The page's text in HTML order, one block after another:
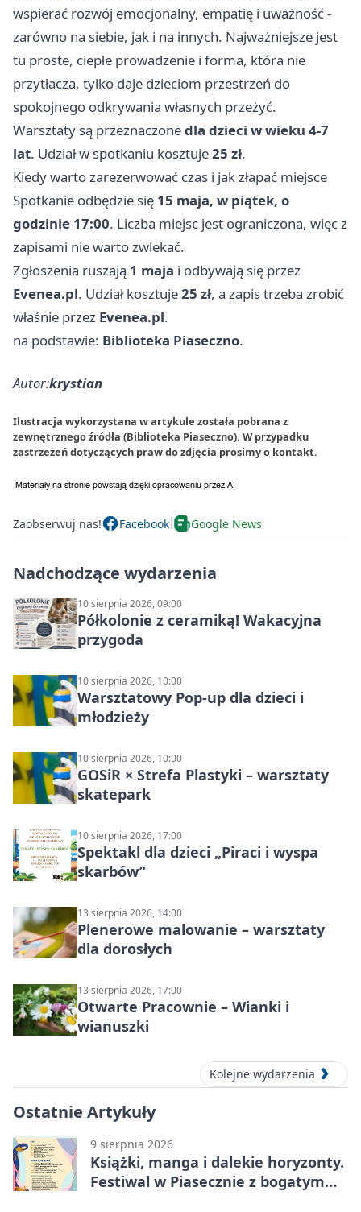
wspierać rozwój emocjonalny, empatię i uważność -
zarówno na siebie, jak i na innych. Najważniejsze jest
tu proste, ciepłe prowadzenie i forma, która nie
przytłacza, tylko daje dzieciom przestrzeń do
spokojnego odkrywania własnych przeżyć.
Warsztaty są przeznaczonedla dzieci w wieku 4-7
lat. Udział w spotkaniu kosztuje25 zł.
Kiedy warto zarezerwować czas i jak złapać miejsce
Spotkanie odbędzie się 15 maja, w piątek, o
godzinie 17:00. Liczba miejsc jest ograniczona, więc z
zapisami nie warto zwlekać.
Zgłoszenia ruszają 1 maja i odbywają się przez
Evenea.pl. Udział kosztuje25 zł, a zapis trzeba zrobić
właśnie przez Evenea.pl.
na podstawie: Biblioteka Piaseczno.
Autor:krystian
Ilustracja wykorzystana w artykule została pobrana z
zewnętrznego źródła (Biblioteka Piaseczno). W przypadku
zastrzeżeń dotyczących praw do zdjęcia prosimy o kontakt.
Zaobserwuj nas! Facebook Google News
Nadchodzące wydarzenia
10 sierpnia 2026, 09:00
Półkolonie z ceramiką! Wakacyjna
przygoda
10 sierpnia 2026, 10:00
Warsztatowy Pop-up dla dzieci i
młodzieży
10 sierpnia 2026, 10:00
GOSiR × Strefa Plastyki – warsztaty
skatepark
10 sierpnia 2026, 17:00
Spektakl dla dzieci „Piraci i wyspa
skarbów”
13 sierpnia 2026, 14:00
Plenerowe malowanie – warsztaty
dla dorosłych
13 sierpnia 2026, 17:00
Otwarte Pracownie – Wianki i
wianuszki
Kolejne wydarzenia
Ostatnie Artykuły
9 sierpnia 2026
Książki, manga i dalekie horyzonty.
Festiwal w Piasecznie z bogatym